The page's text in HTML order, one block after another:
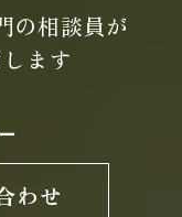
の相談員が
ます
わせ